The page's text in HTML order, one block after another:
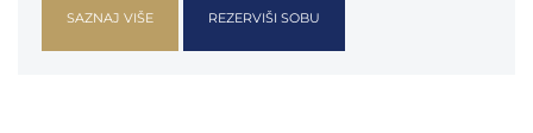
SAZNAJ VIŠE REZERVIŠI SOBU